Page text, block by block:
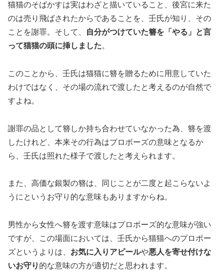
猫猫のそばかすは実はわざと描いていること、後宮に来た
のは売り飛ばされたからであることを、壬氏が知り、その
ことを謝罪。そして、
自分がつけていた簪を「やる」と言
って猫猫の頭に挿しました。
このことから、壬氏は猫猫に簪を贈るために用意していた
わけではなく、その場の流れで渡したと考えるのが自然で
すよね。
謝罪の品として簪しか持ち合わせていなかった為、簪を渡
したけれど、本来その行為はプロボーズの意味となるか
ら、壬氏は照れた様子で渡したと考えられます。
また、高価な銀製の簪は、同じことが二度と起こらないよ
うにというお守り的な意味もありますからね。
男性から女性へ簪を渡す意味はプロポーズ的な意味が強い
ですが、この場面においては、壬氏から猫猫へのプロポー
ズというよりは、 お気に入りアピールや悪人を寄せ付けな
いお守り 的な意味の方が適切だと思われます。